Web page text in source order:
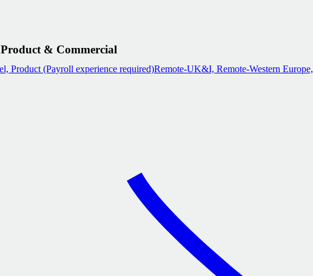
& Commercial
Product (Payroll experience required)Remote-UK&I, Remote-Western Europe,